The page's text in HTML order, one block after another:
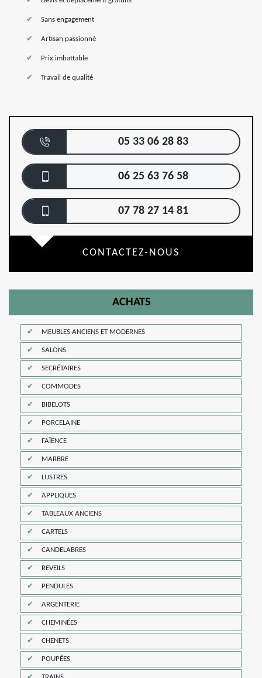
Sans engagement
Artisan passionné
Prix imbattable
Travail de qualité
05 33 06 28 83
06 25 63 76 58
07 78 27 14 81
CONTACTEZ-NOUS
ACHATS
MEUBLES ANCIENS ET MODERNES
SALONS
SECRÉTAIRES
COMMODES
BIBELOTS
PORCELAINE
FAÏENCE
MARBRE
LUSTRES
APPLIQUES
TABLEAUX ANCIENS
CARTELS
CANDELABRES
REVEILS
PENDULES
ARGENTERIE
CHEMINÉES
CHENETS
POUPÉES